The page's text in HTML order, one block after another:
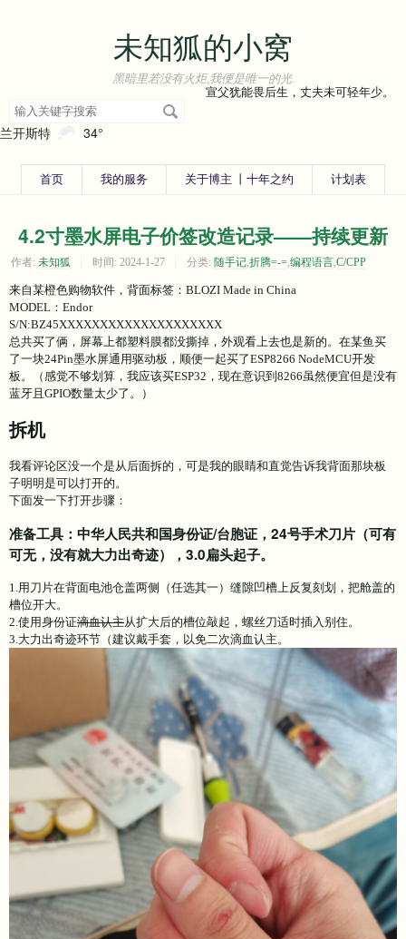
未知狐的小窝
黑暗里若没有火炬,我便是唯一的光.
搜
索
关
宣父犹能畏后生，丈夫未可轻年少。
兰开斯特 34°
首页 我的服务 关于博主 丨十年之约 计划表
4.2寸墨水屏电子价签改造记录——持续更新
作者: 未知狐 时间: 2024-1-27 分类: 随手记,折腾=-=,编程语言,C/CPP
来自某橙色购物软件，背面标签：BLOZI Made in China
MODEL：Endor
S/N:BZ45XXXXXXXXXXXXXXXXXXXX
总共买了俩，屏幕上都塑料膜都没撕掉，外观看上去也是新的。在某鱼买
了一块24Pin墨水屏通用驱动板，顺便一起买了ESP8266 NodeMCU开发
板。（感觉不够划算，我应该买ESP32，现在意识到8266虽然便宜但是没有
蓝牙且GPIO数量太少了。）
拆机
我看评论区没一个是从后面拆的，可是我的眼睛和直觉告诉我背面那块板
子明明是可以打开的。
下面发一下打开步骤：
准备工具：中华人民共和国身份证/台胞证，24号手术刀片（可有
可无，没有就大力出奇迹），3.0扁头起子。
1.用刀片在背面电池仓盖两侧（任选其一）缝隙凹槽上反复刻划，把舱盖的
槽位开大。
2.使用身份证滴血认主从扩大后的槽位敲起，螺丝刀适时插入别住。
3.大力出奇迹环节（建议戴手套，以免二次滴血认主。